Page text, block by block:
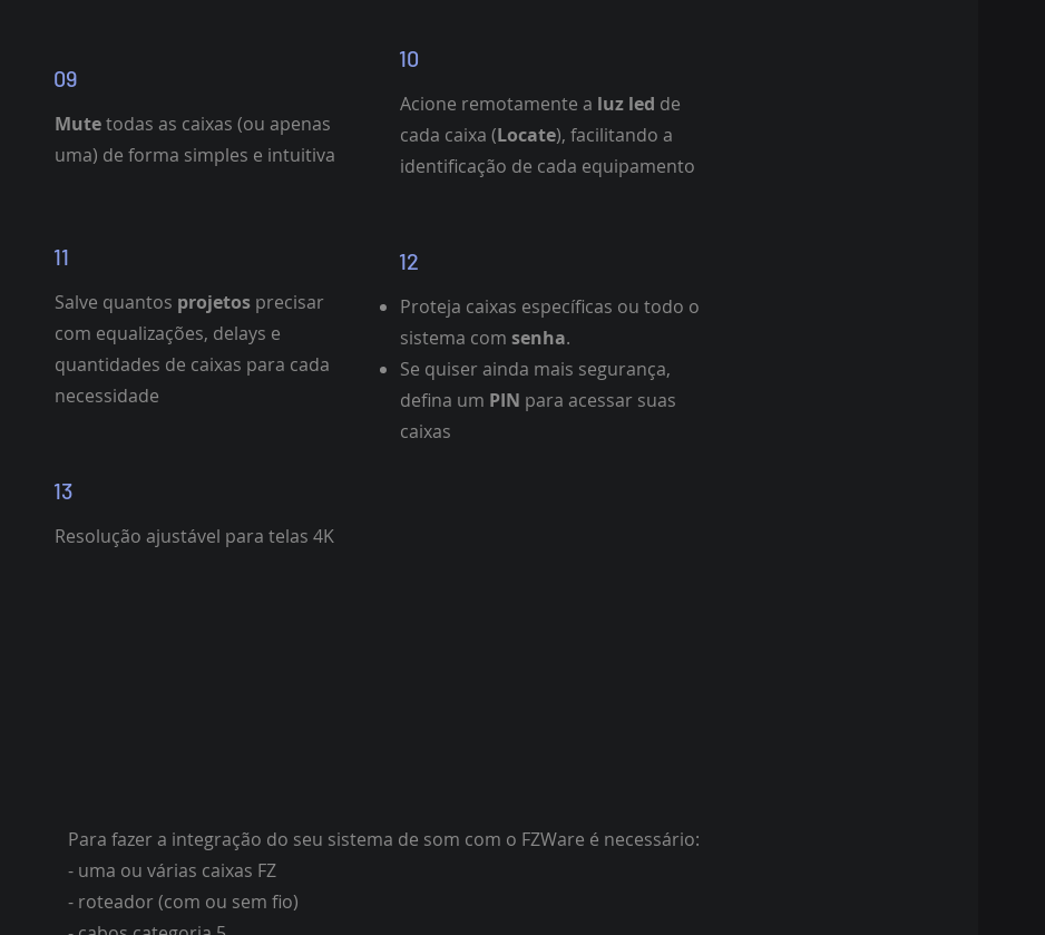
09
Mutetodas as caixas (ou apenas
uma) de forma simples e intuitiva
11
Salve quantos projetos precisar
com equalizações, delays e
quantidades de caixas para cada
necessidade
13
Resolução ajustável para telas 4K
10
Acione remotamente a luz led de
cada caixa (Locate), facilitando a
identificação de cada equipamento
12
Proteja caixas específicas ou todo o
sistema comsenha.
Se quiser ainda mais segurança,
defina um PIN para acessar suas
caixas
Para fazer a integração do seu sistema de som com o FZWare é necessário:
- uma ou várias caixas FZ
- roteador (com ou sem fio)